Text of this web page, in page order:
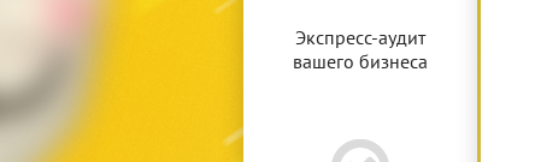
Экспресс-аудит
вашего бизнеса